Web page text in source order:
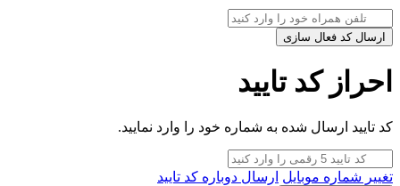
ارسال کد فعال سازی
احراز کد تایید
کد تایید ارسال شده به شماره خود را وارد نمایید.
تغییر شماره موبایل ارسال دوباره کد تایید